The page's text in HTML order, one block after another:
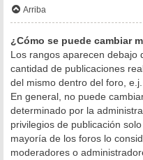
Arriba
¿Cómo se puede cambiar
Los rangos aparecen debajo
cantidad de publicaciones
del mismo dentro del foro,
En general, no puede
determinado por la
privilegios de publicación
mayoría de los foros lo
moderadores o